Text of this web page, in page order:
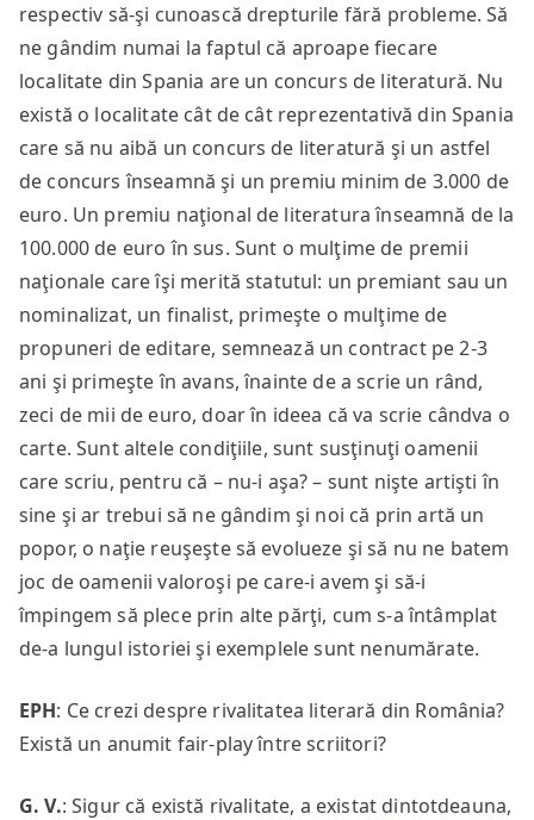
respectiv să-şi cunoască drepturile fără probleme. Să
ne gândim numai la faptul că aproape fiecare
localitate din Spania are un concurs de literatură. Nu
există o localitate cât de cât reprezentativă din Spania
care să nu aibă un concurs de literatură şi un astfel
de concurs înseamnă şi un premiu minim de 3.000 de
euro. Un premiu naţional de literatura înseamnă de la
100.000 de euro în sus. Sunt o mulţime de premii
naţionale care îşi merită statutul: un premiant sau un
nominalizat, un finalist, primeşte o mulţime de
propuneri de editare, semnează un contract pe 2-3
ani şi primeşte în avans, înainte de a scrie un rând,
zeci de mii de euro, doar în ideea că va scrie cândva o
carte. Sunt altele condiţiile, sunt susţinuţi oamenii
care scriu, pentru că – nu-i aşa? – sunt nişte artişti în
sine şi ar trebui să ne gândim şi noi că prin artă un
popor, o naţie reuşeşte să evolueze şi să nu ne batem
joc de oamenii valoroşi pe care-i avem şi să-i
împingem să plece prin alte părţi, cum s-a întâmplat
de-a lungul istoriei şi exemplele sunt nenumărate.
EPH: Ce crezi despre rivalitatea literară din România?
Există un anumit fair-play între scriitori?
G. V.: Sigur că există rivalitate, a existat dintotdeauna,